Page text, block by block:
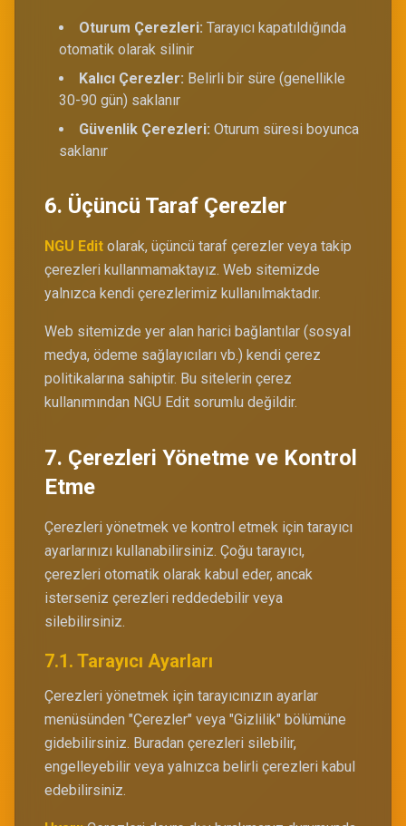
Oturum Çerezleri: Tarayıcı kapatıldığında
otomatik olarak silinir
Kalıcı Çerezler: Belirli bir süre (genellikle
30-90 gün) saklanır
Güvenlik Çerezleri: Oturum süresi boyunca
saklanır
6. Üçüncü Taraf Çerezler
NGU Edit olarak, üçüncü taraf çerezler veya takip
çerezleri kullanmamaktayız. Web sitemizde
yalnızca kendi çerezlerimiz kullanılmaktadır.
Web sitemizde yer alan harici bağlantılar (sosyal
medya, ödeme sağlayıcıları vb.) kendi çerez
politikalarına sahiptir. Bu sitelerin çerez
kullanımından NGU Edit sorumlu değildir.
7. Çerezleri Yönetme ve Kontrol
Etme
Çerezleri yönetmek ve kontrol etmek için tarayıcı
ayarlarınızı kullanabilirsiniz. Çoğu tarayıcı,
çerezleri otomatik olarak kabul eder, ancak
isterseniz çerezleri reddedebilir veya
silebilirsiniz.
7.1. Tarayıcı Ayarları
Çerezleri yönetmek için tarayıcınızın ayarlar
menüsünden "Çerezler" veya "Gizlilik" bölümüne
gidebilirsiniz. Buradan çerezleri silebilir,
engelleyebilir veya yalnızca belirli çerezleri kabul
edebilirsiniz.